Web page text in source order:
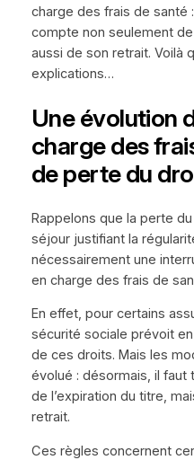
charge des frais de santé
compte non seulement
aussi de son retrait. Voilà
explications…
Une évolution
charge des
de perte du
Rappelons que la perte
séjour justifiant la
nécessairement une
en charge des frais de
En effet, pour certains
sécurité sociale prévoit
de ces droits. Mais les
évolué : désormais, il
de l’expiration du titre,
retrait.
Ces règles concernent